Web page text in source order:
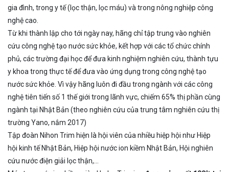
gia đình, trong y tế (lọc thận, lọc máu) và trong nông nghiệp công
nghệ cao.
Từ khi thành lập cho tới ngày nay, hãng chỉ tập trung vào nghiên
cứu công nghệ tạo nước sức khỏe, kết hợp với các tổ chức chính
phủ, các trường đại học để đưa kinh nghiệm nghiên cứu, thành tựu
y khoa trong thực tế để đưa vào ứng dụng trong công nghệ tạo
nước sức khỏe. Vì vậy hãng luôn đi đầu trong ngành với các công
nghệ tiên tiến số 1 thế giới trong lãnh vực, chiếm 65% thị phần cùng
ngành tại Nhật Bản (theo nghiên cứu của trung tâm nghiên cứu thị
trường Yano, nắm 2017)
Tập đoàn Nihon Trim hiện là hội viên của nhiều hiệp hội như Hiệp
hội kinh tế Nhật Bản, Hiệp hội nước ion kiềm Nhật Bản, Hội nghiên
cứu nước điện giải lọc thận,…